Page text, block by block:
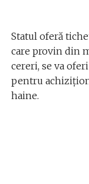
Statul oferă
care provin din
cereri, se va
pentru
haine.